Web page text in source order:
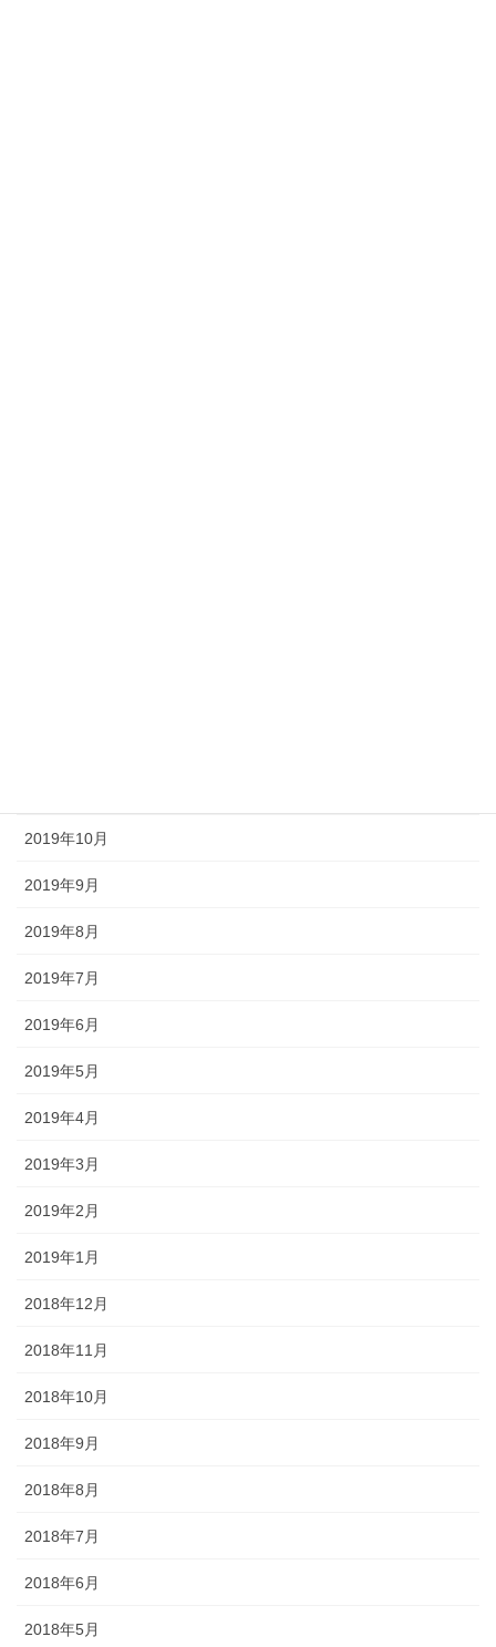
2019年10月
2019年9月
2019年8月
2019年7月
2019年6月
2019年5月
2019年4月
2019年3月
2019年2月
2019年1月
2018年12月
2018年11月
2018年10月
2018年9月
2018年8月
2018年7月
2018年6月
2018年5月